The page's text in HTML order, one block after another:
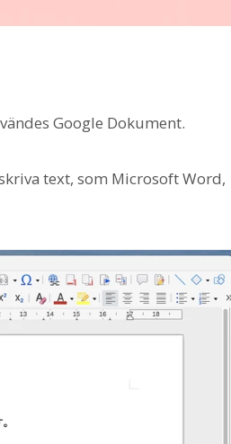
Google Dokument.
text, som Microsoft Word,